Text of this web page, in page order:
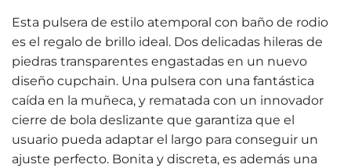
Esta pulsera de estilo atemporal con baño de rodio
es el regalo de brillo ideal. Dos delicadas hileras de
piedras transparentes engastadas en un nuevo
diseño cupchain. Una pulsera con una fantástica
caída en la muñeca, y rematada con un innovador
cierre de bola deslizante que garantiza que el
usuario pueda adaptar el largo para conseguir un
ajuste perfecto. Bonita y discreta, es además una